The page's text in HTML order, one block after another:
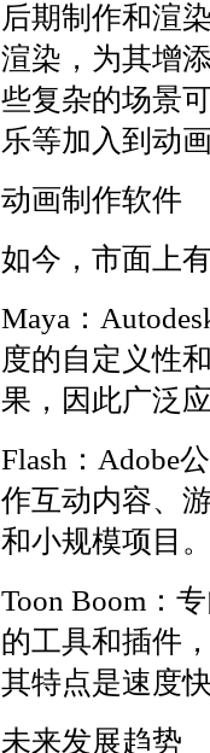
后期制作和渲
渲染，为其增
些复杂的场景
乐等加入到动
动画制作软件
如今，市面上
Maya：
度的自定义性
果，因此广泛
Flash：Adobe
作互动内容、
和小规模项目
Toon Boom：
的工具和插件
其特点是速度
未来发展趋势